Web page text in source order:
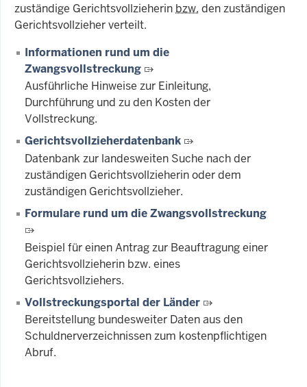
zuständige Gerichtsvollzieherin bzw. den zuständigen
Gerichtsvollzieher verteilt.
Informationen rund um die
Zwangsvollstreckung
Ausführliche Hinweise zur Einleitung,
Durchführung und zu den Kosten der
Vollstreckung.
Gerichtsvollzieherdatenbank
Datenbank zur landesweiten Suche nach der
zuständigen Gerichtsvollzieherin oder dem
zuständigen Gerichtsvollzieher.
Formulare rund um die Zwangsvollstreckung
Beispiel für einen Antrag zur Beauftragung einer
Gerichtsvollzieherin bzw. eines
Gerichtsvollziehers.
Vollstreckungsportal der Länder
Bereitstellung bundesweiter Daten aus den
Schuldnerverzeichnissen zum kostenpflichtigen
Abruf.